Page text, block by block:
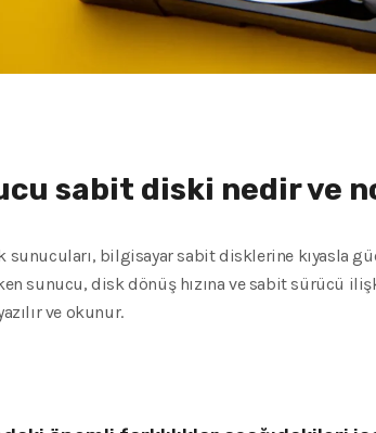
sabit diski nedir ve
sunucuları, bilgisayar sabit disklerine kıyasla
sunucu, disk dönüş hızına ve sabit sürücü
ve okunur.